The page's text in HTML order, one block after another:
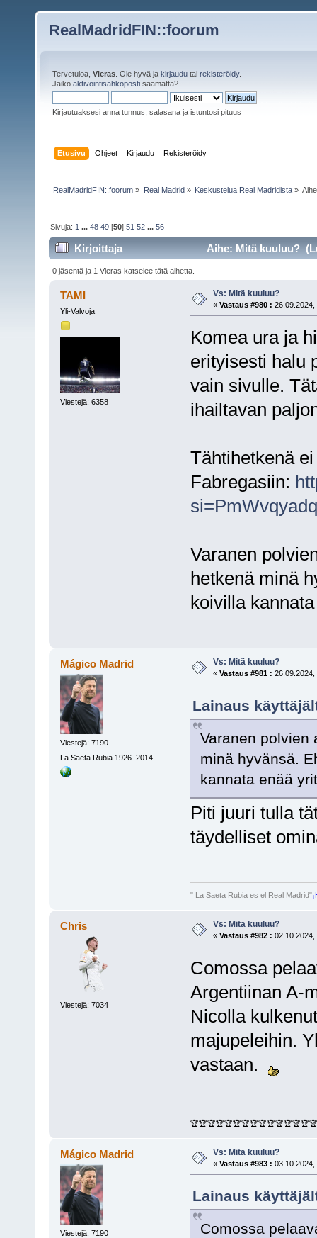
RealMadridFIN::foorum
Tervetuloa, Vieras . Ole hyvä ja kirjaudu tai rekisteröidy.
Jäikö aktivointisähköposti saamatta?
Kirjautuaksesi anna tunnus, salasana ja istuntosi pituus
Etusivu Ohjeet Kirjaudu Rekisteröidy
RealMadridFIN::foorum » Real Madrid» Keskustelua Real Madridista»
Sivuja: 1 ...48 49 [50]51 52 ...56
Kirjoittaja Aihe: Mitä kuuluu?
0 jäsentä ja 1 Vieras katselee tätä aihetta.
TAMI
Yli-Valvoja
Viestejä: 6358
Vs: Mitä kuuluu?
« Vastaus #980 : 26.09.2024,
Komea ura ja
erityisesti halu
vain sivulle.
ihailtavan
Tähtihetkenä
Fabregasiin:
Varanen
hetkenä minä
koivilla
Mágico Madrid
Viestejä: 7190
La Saeta Rubia 1926–2014
Vs: Mitä kuuluu?
« Vastaus #981 : 26.09.2024,
Lainaus
Varanen polvien
minä hyvänsä.
kannata enää
Piti juuri tulla
täydelliset
" La Saeta Rubia es el Real Madrid"
Chris
Viestejä: 7034
Vs: Mitä kuuluu?
« Vastaus #982 : 02.10.2024,
Comossa
Argentiinan A-
Nicolla
majupeleihin.
vastaan.
🏆🏆🏆🏆🏆🏆🏆🏆🏆🏆🏆🏆🏆🏆🏆
Mágico Madrid
Viestejä: 7190
Vs: Mitä kuuluu?
« Vastaus #983 : 03.10.2024,
Lainaus
Comossa